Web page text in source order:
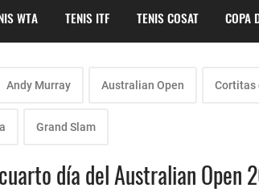
WTA TENIS ITF TENIS COSAT COPA
Andy Murray Australian Open Cortitas
Grand Slam
día del Australian Open